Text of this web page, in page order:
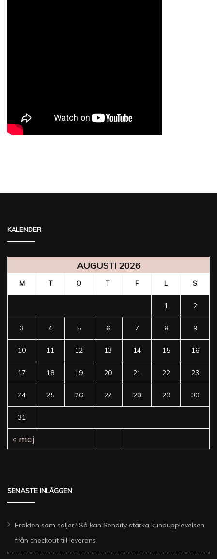
KALENDER
AUGUSTI 2026
M T O T F L S
1 2
3 4 5 6 7 8 9
10 11 12 13 14 15 16
17 18 19 20 21 22 23
24 25 26 27 28 29 30
31
« maj
SENASTE INLÄGGEN
Frakten som säljer? Så kan Sendify stärka kundupplevelsen
från checkout till leverans